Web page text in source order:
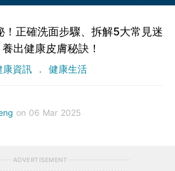
！正確洗面步驟、拆解5大常見迷
出健康皮膚秘訣！
康資訊 健康生活
on 06 Mar 2025
ADVERTISEMENT